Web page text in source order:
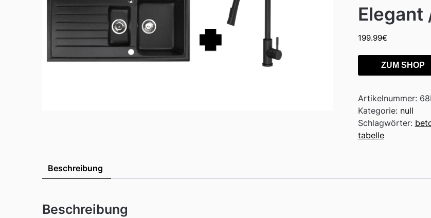
Elegant
199.99€
ZUM SHOP
Artikelnummer:
Kategorie: null
Schlagwörter:
tabelle
Beschreibung
Beschreibung